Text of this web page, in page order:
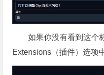
如果你没有看到这个
Extensions（插件）选项